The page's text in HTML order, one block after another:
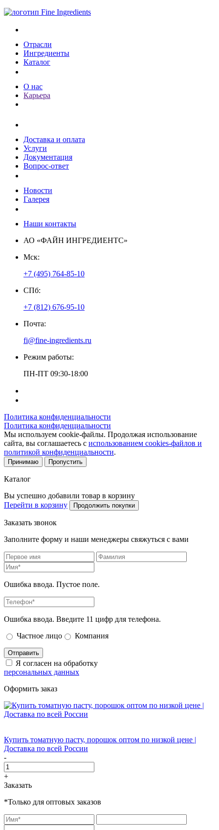
Отрасли
Ингредиенты
Каталог
О нас
Карьера
Доставка и оплата
Услуги
Документация
Вопрос-ответ
Новости
Галерея
Наши контакты
АО «ФАЙН ИНГРЕДИЕНТС»
Мск:
+7 (495) 764-85-10
СПб:
+7 (812) 676-95-10
Почта:
fi@fine-ingredients.ru
Режим работы:
ПН-ПТ 09:30-18:00
Политика конфиденциальности
Политика конфиденциальности
Мы используем cookie-файлы. Продолжая использование
сайта, вы соглашаетесь с использованием cookies-файлов и
политикой конфиденциальности.
Принимаю Пропустить
Каталог
Вы успешно добавили товар в корзину
Перейти в корзину
Продолжить покупки
Заказать звонок
Заполните форму и наши менеджеры свяжуться с вами
Ошибка ввода. Пустое поле.
Ошибка ввода. Введите 11 цифр для телефона.
Частное лицо
Компания
Отправить
Я согласен на обработку
персональных данных
Оформить заказ
Купить томатную пасту, порошок оптом по низкой цене |
Доставка по всей России
-
+
Заказать
*Только для оптовых заказов